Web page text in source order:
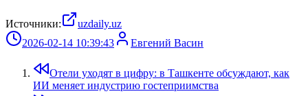
Источники:
uzdaily.uz
2026-02-14 10:39:43
Евгений Васин
Отели уходят в цифру: в Ташкенте обсуждают, как
ИИ меняет индустрию гостеприимства